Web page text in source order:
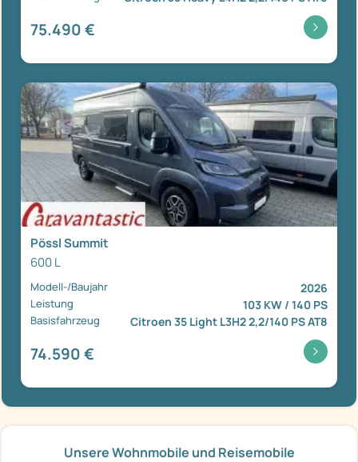
75.490 €
Pössl Summit
600 L
Modell-/Baujahr 2026
Leistung 103 KW / 140 PS
Basisfahrzeug Citroen 35 Light L3H2 2,2/140 PS AT8
74.590 €
Unsere Wohnmobile und Reisemobile